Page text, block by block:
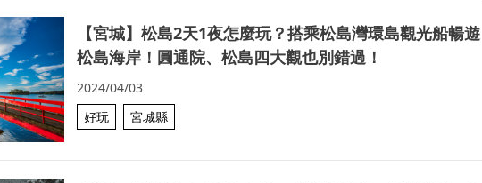
【宮城】松島2天1夜怎麼玩？搭乘松島灣環島觀光船暢遊
松島海岸！圓通院、松島四大觀也別錯過！
2024/04/03
好玩
宮城縣